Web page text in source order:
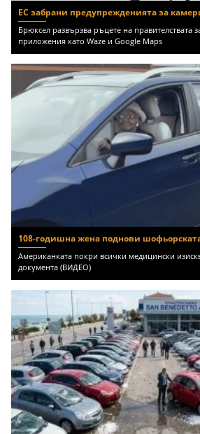
ЕС забрани предупрежденията за
Брюксел развързва ръцете на правителствата
приложения като Waze и Google Maps
108-годишна жена поднови
Американката покри всички медицински
документа (ВИДЕО)